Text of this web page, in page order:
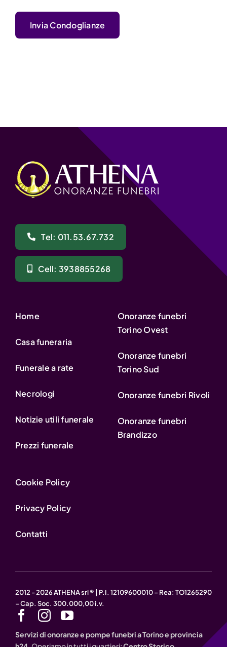
Tel: 011.53.67.732
Cell: 3938855268
Home
Casa funeraria
Funerale a rate
Necrologi
Notizie utili funerale
Prezzi funerale
Onoranze funebri
Torino Ovest
Onoranze funebri
Torino Sud
Onoranze funebri Rivoli
Onoranze funebri
Brandizzo
Cookie Policy
Privacy Policy
Contatti
2012 - 2026 ATHENA srl ® | P.I. 12109600010 – Rea: TO1265290
– Cap. Soc. 300.000,00 i.v.
Servizi di onoranze e pompe funebri a Torino e provincia